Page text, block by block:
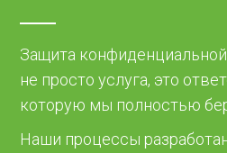
Защита
не просто услуга, это
которую мы полностью
Наши процессы